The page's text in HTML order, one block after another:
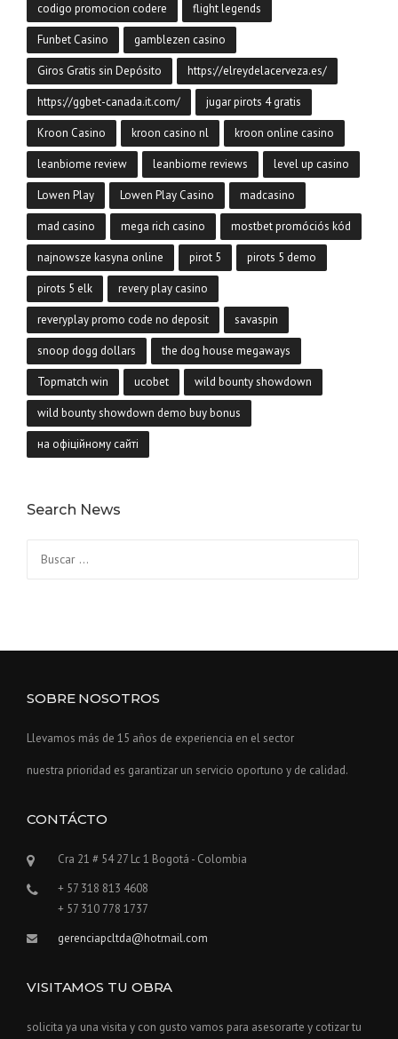
codigo promocion codere flight legends
Funbet Casino gamblezen casino
Giros Gratis sin Depósito https://elreydelacerveza.es/
https://ggbet-canada.it.com/ jugar pirots 4 gratis
Kroon Casino kroon casino nl kroon online casino
leanbiome review leanbiome reviews level up casino
Lowen Play Lowen Play Casino madcasino
mad casino mega rich casino mostbet promóciós kód
najnowsze kasyna online pirot 5 pirots 5 demo
pirots 5 elk revery play casino
reveryplay promo code no deposit savaspin
snoop dogg dollars the dog house megaways
Topmatch win ucobet wild bounty showdown
wild bounty showdown demo buy bonus
на офіційному сайті
Search News
SOBRE NOSOTROS
Llevamos más de 15 años de experiencia en el sector
nuestra prioridad es garantizar un servicio oportuno y de calidad.
CONTÁCTO
Cra 21 # 54 27 Lc 1 Bogotá - Colombia
+ 57 318 813 4608
+ 57 310 778 1737
gerenciapcltda@hotmail.com
VISITAMOS TU OBRA
solicita ya una visita y con gusto vamos para asesorarte y cotizar tu